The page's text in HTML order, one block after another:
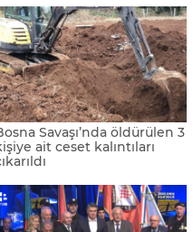
Savaşı’nda öldürülen 3
ait ceset kalıntıları